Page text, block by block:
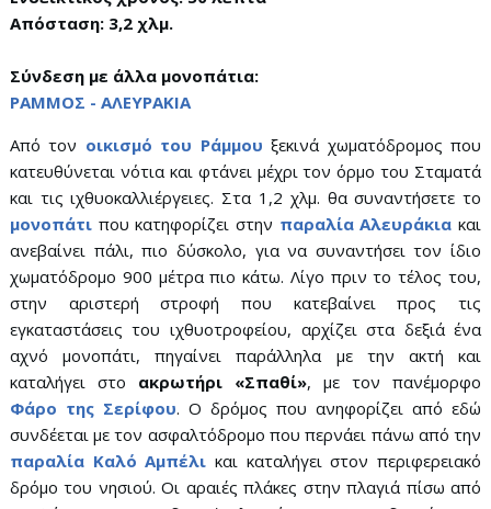
Απόσταση: 3,2 χλμ.
Σύνδεση με άλλα μονοπάτια:
ΡΑΜΜΟΣ - ΑΛΕΥΡΑΚΙΑ
Από τον οικισμό του Ράμμου ξεκινά χωματόδρομος που
κατευθύνεται νότια και φτάνει μέχρι τον όρμο του Σταματά
και τις ιχθυοκαλλιέργειες. Στα 1,2 χλμ. θα συναντήσετε το
μονοπάτιπου κατηφορίζει στην παραλία Αλευράκια και
ανεβαίνει πάλι, πιο δύσκολο, για να συναντήσει τον ίδιο
χωματόδρομο 900 μέτρα πιο κάτω. Λίγο πριν το τέλος του,
στην αριστερή στροφή που κατεβαίνει προς τις
εγκαταστάσεις του ιχθυοτροφείου, αρχίζει στα δεξιά ένα
αχνό μονοπάτι, πηγαίνει παράλληλα με την ακτή και
καταλήγει στο ακρωτήρι «Σπαθί», με τον πανέμορφο
Φάρο της Σερίφου. Ο δρόμος που ανηφορίζει από εδώ
συνδέεται με τον ασφαλτόδρομο που περνάει πάνω από την
παραλία Καλό Αμπέλι και καταλήγει στον περιφερειακό
δρόμο του νησιού. Οι αραιές πλάκες στην πλαγιά πίσω από